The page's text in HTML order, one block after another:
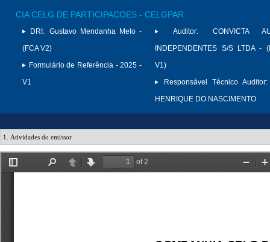
CIA CELG DE PARTICIPACOES - CELGPAR
DRI: Gustavo Mendanha Melo -
(FCA V2)
Formulário de Referência - 2025 -
V1
Auditor:
CONVICTA
INDEPENDENTES S/S LTDA -
V1)
Responsável Técnico Auditor:
HENRIQUE DO NASCIMENTO